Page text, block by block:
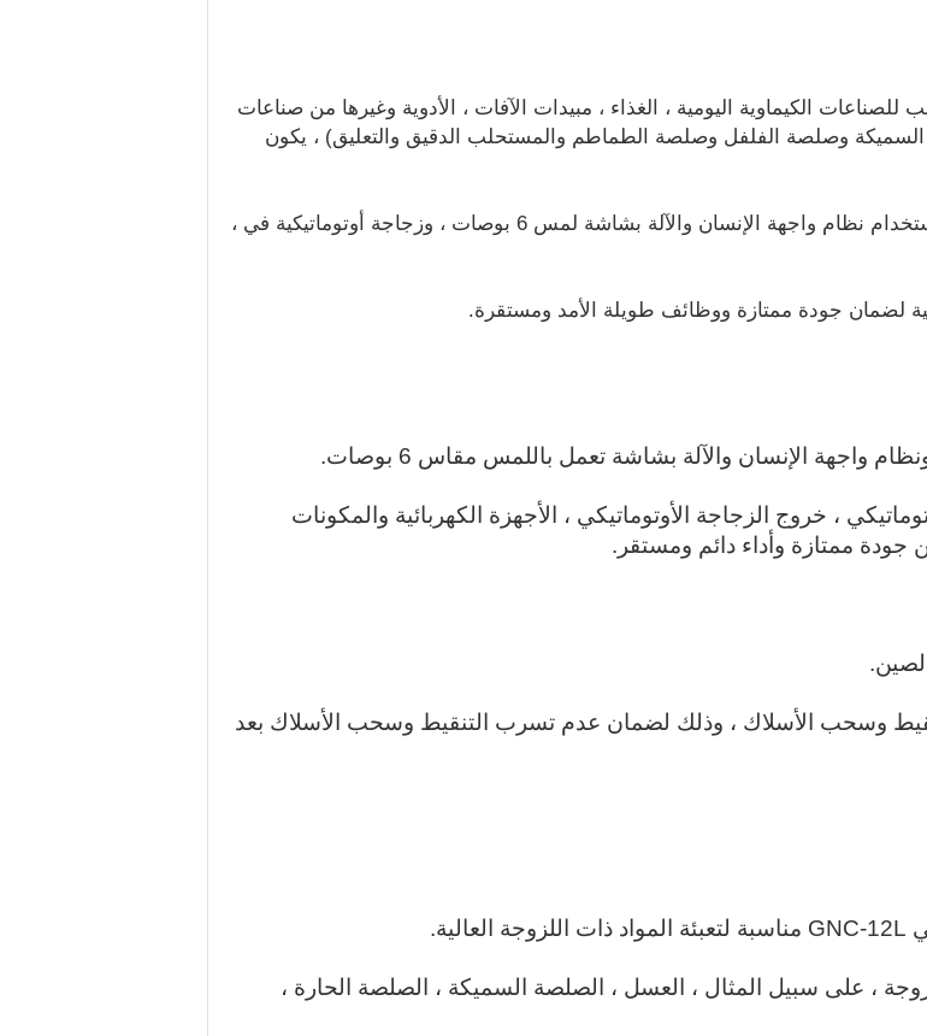
الكيماوية اليومية ، الغذاء ، مبيدات الآفات ، الأدوية وغيرها من صناعات
السميكة وصلصة الفلفل وصلصة الطماطم والمستحلب الدقيق والتعليق) ، يكون
2. تتبنى هذه الآلة التحكم القابل للبرمجة PCL ، وذلك باستخدام نظام واجهة الإنسان والآلة بشاشة لمس 6 بوصات ، وزجاجة أوتوماتيكية في ،
، خروج الزجاجة الأوتوماتيكي ، الأجهزة الكهربائية والمكونات
جودة ممتازة وأداء دائم ومستقر.
وسحب الأسلاك ، وذلك لضمان عدم تسرب التنقيط وسحب الأسلاك بعد
، على سبيل المثال ، العسل ، الصلصة السميكة ، الصلصة الحارة ،